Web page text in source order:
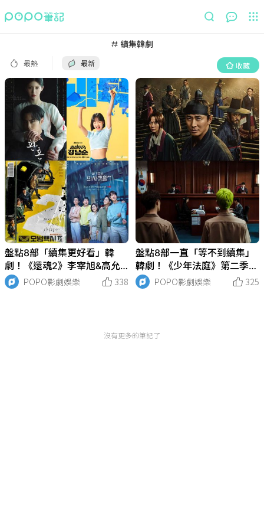
續集韓劇
最熱 最新 收藏
收藏
盤點8部「續集更好看」韓
劇！《還魂2》李宰旭&高允
貞CP感爆棚，黑馬《大力女
子姜南順》收視破前作紀錄！
POPO影劇娛樂 338
盤點8部一直「等不到續集」
韓劇！《少年法庭》第二季製
作告吹，不只《信號》、《屍
戰朝鮮》這些沒有續集很可
POPO影劇娛樂 325
沒有更多的筆記了